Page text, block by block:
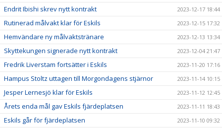
Endrit Ibishi skrev nytt kontrakt 2023-12-17 18:44
Rutinerad målvakt klar för Eskils 2023-12-15 17:32
Hemvändare ny målvaktstränare 2023-12-13 13:34
Skyttekungen signerade nytt kontrakt 2023-12-04 21:47
Fredrik Liverstam fortsätter i Eskils 2023-11-20 17:16
Hampus Stoltz uttagen till Morgondagens stjärnor 2023-11-14 10:15
Jesper Lernesjö klar för Eskils 2023-11-12 12:45
Årets enda mål gav Eskils fjärdeplatsen 2023-11-11 18:43
Eskils går för fjärdeplatsen 2023-11-10 09:32